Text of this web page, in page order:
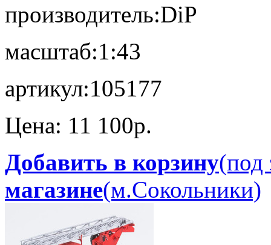
производитель:DiP
масштаб:1:43
артикул:105177
Цена: 11 100p.
Добавить в корзину(под
магазине(м.Сокольники)